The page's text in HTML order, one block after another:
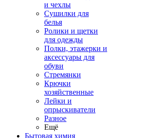
и чехлы
Сушилки для
белья
Ролики и щетки
для одежды
Полки, этажерки и
аксессуары для
обуви
Стремянки
Крючки
хозяйственные
Лейки и
опрыскиватели
Разное
Ещё
Бытовая химия